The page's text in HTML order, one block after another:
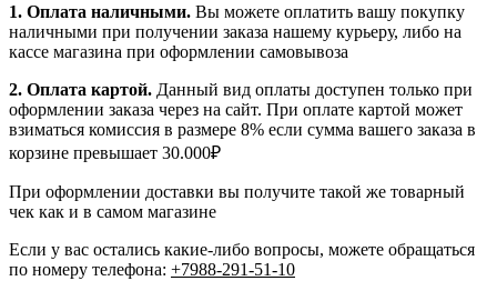
1. Оплата наличными. Вы можете оплатить вашу покупку
наличными при получении заказа нашему курьеру, либо на
кассе магазина при оформлении самовывоза
2. Оплата картой. Данный вид оплаты доступен только при
оформлении заказа через на сайт. При оплате картой может
взиматься комиссия в размере 8% если сумма вашего заказа в
корзине превышает 30.000₽
При оформлении доставки вы получите такой же товарный
чек как и в самом магазине
Если у вас остались какие-либо вопросы, можете обращаться
по номеру телефона: +7988-291-51-10